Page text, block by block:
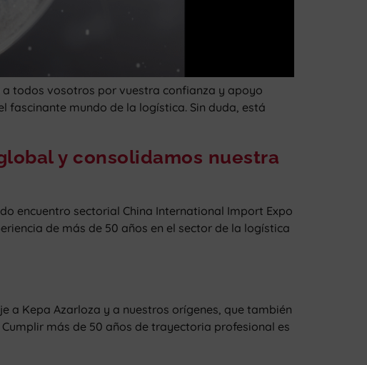
todos vosotros por vuestra confianza y apoyo
fascinante mundo de la logística. Sin duda, está
y consolidamos nuestra
encuentro sectorial China International Import Expo
de más de 50 años en el sector de la logística
a Kepa Azarloza y a nuestros orígenes, que también
más de 50 años de trayectoria profesional es